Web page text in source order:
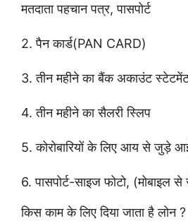
मतदाता पहचान पत्र, पासपोर्ट
2. पैन कार्ड(PAN CARD)
3. तीन महीने का बैंक अकाउंट
4. तीन महीने का सैलरी स्लिप
5. कोरोबारियों के लिए आय से जुड़े
6. पासपोर्ट-साइज फोटो, (मोबाइल से
किस काम के लिए दिया जाता है लोन ?